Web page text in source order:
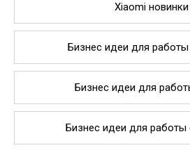
Xiaomi новинки
Бизнес идеи для
Бизнес идеи для
Бизнес идеи для работы